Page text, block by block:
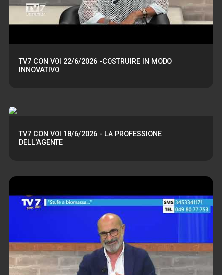
TV7 CON VOI 22/6/2026 -COSTRUIRE IN MODO
INNOVATIVO
TV7 CON VOI 18/6/2026 - LA PROFESSIONE
DELL'AGENTE